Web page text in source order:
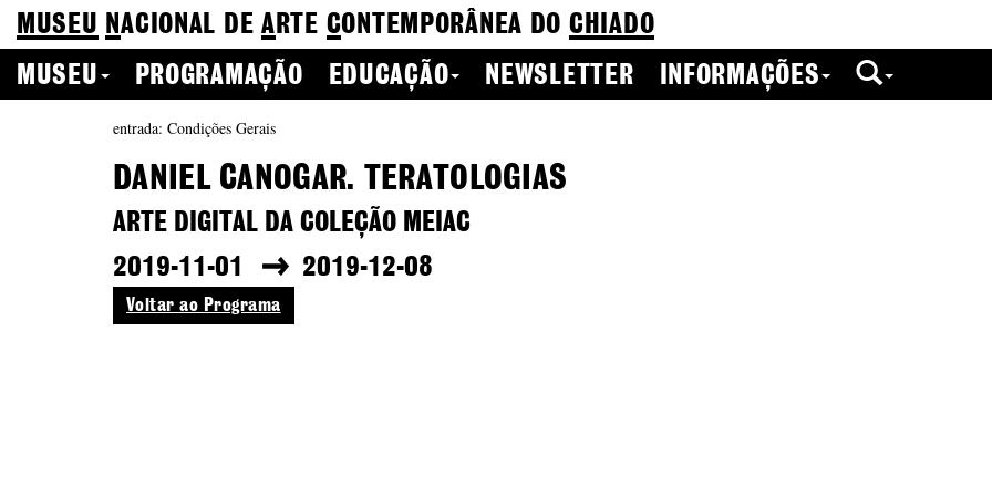
MUSEU NACIONAL DEA RTE CONTEMPORÂNEA DO CHIADO
MUSEU
PROGRAMAÇÃO EDUCAÇÃO NEWSLETTER INFORMAÇÕES
entrada: Condições Gerais
DANIEL CANOGAR. TERATOLOGIAS
ARTE DIGITAL DA COLEÇÃO MEIAC
2019-11-01
2019-12-08
Voltar ao Programa